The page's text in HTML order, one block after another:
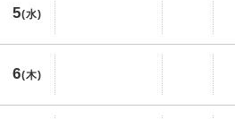
5(水)
6(木)